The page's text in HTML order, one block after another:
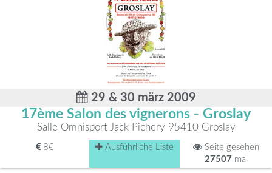
29 & 30 märz 2009
17ème Salon des vignerons - Groslay
Salle Omnisport Jack Pichery 95410 Groslay
8€ Ausführliche Liste
Seite gesehen
27507 mal